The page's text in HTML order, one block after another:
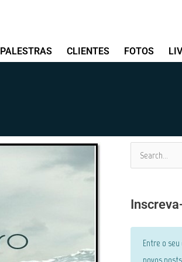
PALESTRAS CLIENTES FOTOS
Pesquisar
Entre o